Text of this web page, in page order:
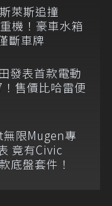
萊斯追撞
機！豪車水箱
斷車牌
發表首款電動
售價比哈雷便
限Mugen專
竟有Civic
底盤套件！